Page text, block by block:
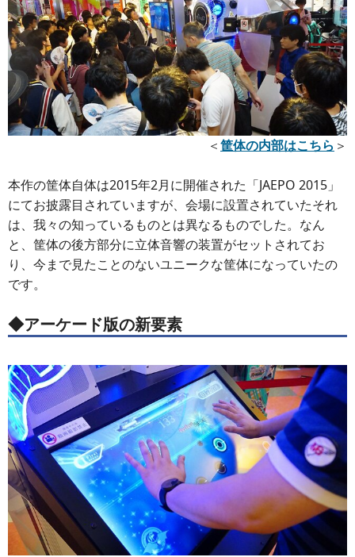
＜筐体の内部はこちら ＞
本作の筐体自体は2015年2月に開催された「JAEPO 2015」
にてお披露目されていますが、会場に設置されていたそれ
は、我々の知っているものとは異なるものでした。なん
と、筐体の後方部分に立体音響の装置がセットされてお
り、今まで見たことのないユニークな筐体になっていたの
です。
◆アーケード版の新要素